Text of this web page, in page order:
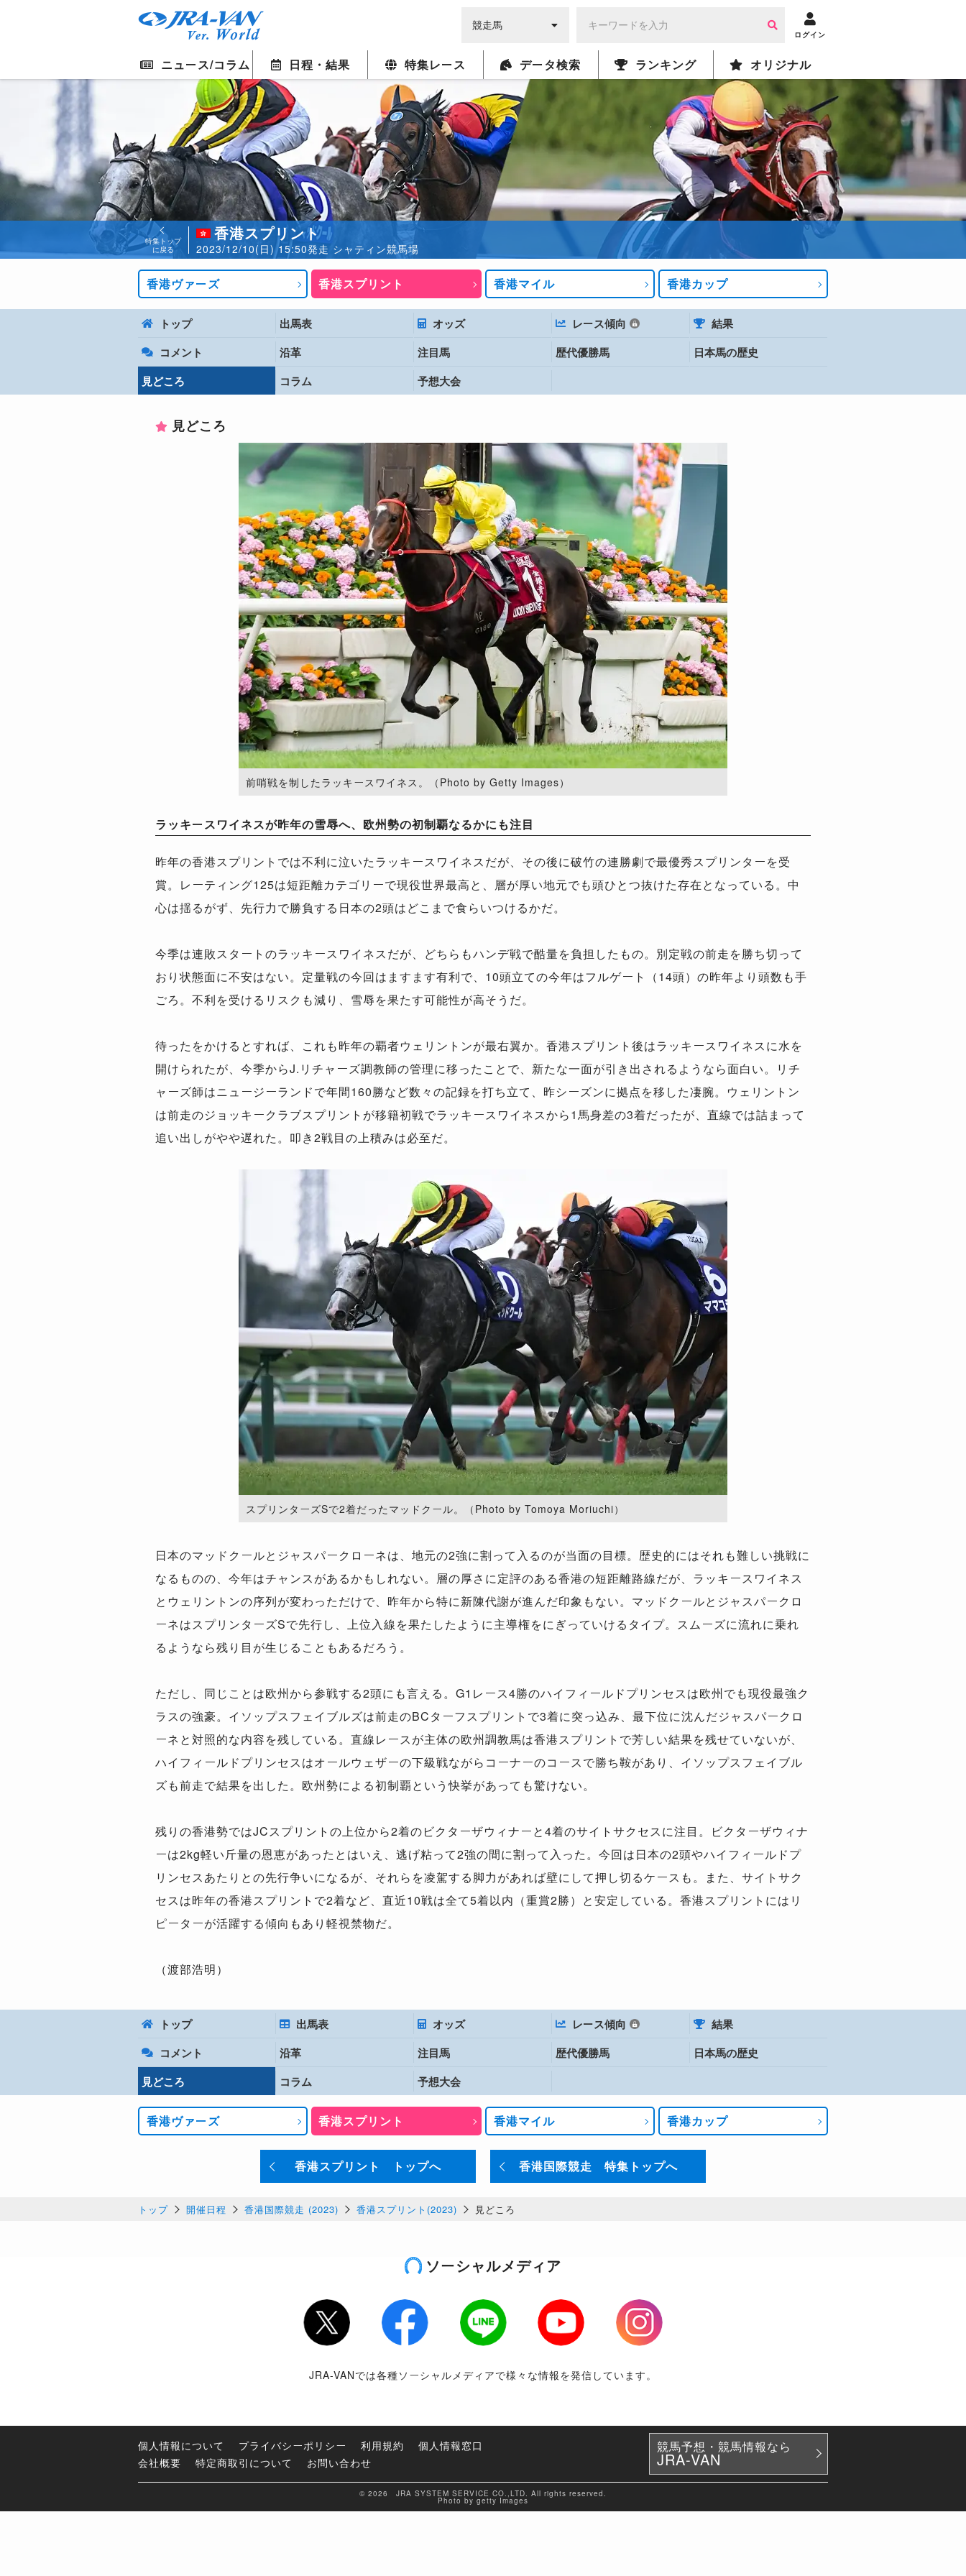
ログイン
ニュース/コラム 日程・結果 特集レース データ検索 ランキング オリジナル
特集トップ
に戻る
香港スプリント
2023/12/10(日) 15:50発走 シャティン競馬場
香港ヴァーズ 香港スプリント 香港マイル 香港カップ
トップ 出馬表 オッズ レース傾向
結果
コメント
沿革 注目馬 歴代優勝馬
日本馬の歴史
見どころ
コラム 予想大会
見どころ
前哨戦を制したラッキースワイネス。（Photo by Getty Images）
ラッキースワイネスが昨年の雪辱へ、欧州勢の初制覇なるかにも注目
昨年の香港スプリントでは不利に泣いたラッキースワイネスだが、その後に破竹の連勝劇で最優秀スプリンターを受
賞。レーティング125は短距離カテゴリーで現役世界最高と、層が厚い地元でも頭ひとつ抜けた存在となっている。中
心は揺るがず、先行力で勝負する日本の2頭はどこまで食らいつけるかだ。
今季は連敗スタートのラッキースワイネスだが、どちらもハンデ戦で酷量を負担したもの。別定戦の前走を勝ち切って
おり状態面に不安はない。定量戦の今回はますます有利で、10頭立ての今年はフルゲート（14頭）の昨年より頭数も手
ごろ。不利を受けるリスクも減り、雪辱を果たす可能性が高そうだ。
待ったをかけるとすれば、これも昨年の覇者ウェリントンが最右翼か。香港スプリント後はラッキースワイネスに水を
開けられたが、今季からJ.リチャーズ調教師の管理に移ったことで、新たな一面が引き出されるようなら面白い。リチ
ャーズ師はニュージーランドで年間160勝など数々の記録を打ち立て、昨シーズンに拠点を移した凄腕。ウェリントン
は前走のジョッキークラブスプリントが移籍初戦でラッキースワイネスから1馬身差の3着だったが、直線では詰まって
追い出しがやや遅れた。叩き2戦目の上積みは必至だ。
スプリンターズSで2着だったマッドクール。（Photo by Tomoya Moriuchi）
日本のマッドクールとジャスパークローネは、地元の2強に割って入るのが当面の目標。歴史的にはそれも難しい挑戦に
なるものの、今年はチャンスがあるかもしれない。層の厚さに定評のある香港の短距離路線だが、ラッキースワイネス
とウェリントンの序列が変わっただけで、昨年から特に新陳代謝が進んだ印象もない。マッドクールとジャスパークロ
ーネはスプリンターズSで先行し、上位入線を果たしたように主導権をにぎっていけるタイプ。スムーズに流れに乗れ
るようなら残り目が生じることもあるだろう。
ただし、同じことは欧州から参戦する2頭にも言える。G1レース4勝のハイフィールドプリンセスは欧州でも現役最強ク
ラスの強豪。イソップスフェイブルズは前走のBCターフスプリントで3着に突っ込み、最下位に沈んだジャスパークロ
ーネと対照的な内容を残している。直線レースが主体の欧州調教馬は香港スプリントで芳しい結果を残せていないが、
ハイフィールドプリンセスはオールウェザーの下級戦ながらコーナーのコースで勝ち鞍があり、イソップスフェイブル
ズも前走で結果を出した。欧州勢による初制覇という快挙があっても驚けない。
残りの香港勢ではJCスプリントの上位から2着のビクターザウィナーと4着のサイトサクセスに注目。ビクターザウィナ
ーは2kg軽い斤量の恩恵があったとはいえ、逃げ粘って2強の間に割って入った。今回は日本の2頭やハイフィールドプ
リンセスあたりとの先行争いになるが、それらを凌駕する脚力があれば壁にして押し切るケースも。また、サイトサク
セスは昨年の香港スプリントで2着など、直近10戦は全て5着以内（重賞2勝）と安定している。香港スプリントにはリ
ピーターが活躍する傾向もあり軽視禁物だ。
（渡部浩明）
トップ 出馬表 オッズ レース傾向
結果
コメント
沿革 注目馬 歴代優勝馬
日本馬の歴史
見どころ
コラム 予想大会
香港ヴァーズ 香港スプリント 香港マイル 香港カップ
香港スプリント トップへ 香港国際競走 特集トップへ
トップ 開催日程 香港国際競走 (2023) 香港スプリント(2023) 見どころ
ソーシャルメディア
Twitter LINE Youtube
Instagram
JRA-VANでは各種ソーシャルメディアで様々な情報を発信しています。
個人情報について プライバシーポリシー 利用規約
個人情報窓口
会社概要
特定商取引について お問い合わせ
競馬予想・競馬情報なら
JRA-VAN
© 2026 JRA SYSTEM SERVICE CO.,LTD. All rights reserved.
Photo by getty Images